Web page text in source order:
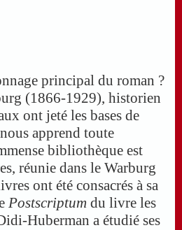
principal du roman ?
(1866-1929), historien
ont jeté les bases de
apprend toute
bibliothèque est
réunie dans le Warburg
ont été consacrés à sa
Postscriptum du livre les
Huberman a étudié ses